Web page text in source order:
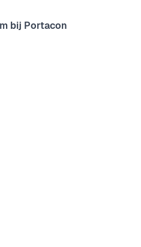
bij Portacon